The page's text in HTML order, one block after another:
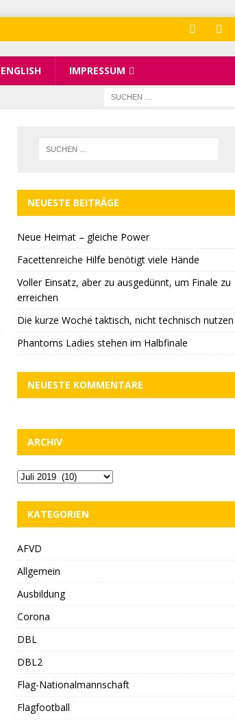
ENGLISH IMPRESSUM
NEUESTE BEITRÄGE
Neue Heimat – gleiche Power
Facettenreiche Hilfe benötigt viele Hände
Voller Einsatz, aber zu ausgedünnt, um Finale zu
erreichen
Die kurze Woche taktisch, nicht technisch nutzen
Phantoms Ladies stehen im Halbfinale
NEUESTE KOMMENTARE
ARCHIV
KATEGORIEN
AFVD
Allgemein
Ausbildung
Corona
DBL
DBL2
Flag-Nationalmannschaft
Flagfootball